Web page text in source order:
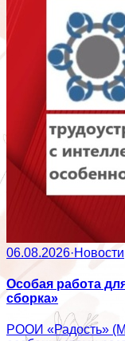
06.08.2026·Новости
Особая работа
сборка»
РООИ «Радость»